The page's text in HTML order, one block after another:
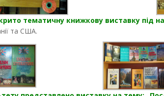
тематичну книжкову виставку під
та США.